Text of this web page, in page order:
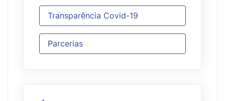
Transparência Covid-19
Parcerias